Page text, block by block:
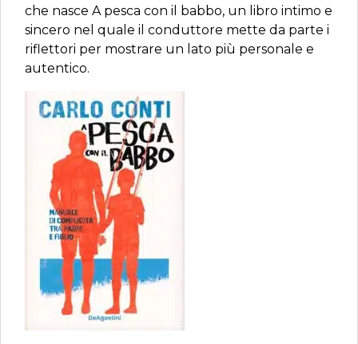
che nasce A pesca con il babbo, un libro intimo e
sincero nel quale il conduttore mette da parte i
riflettori per mostrare un lato più personale e
autentico.